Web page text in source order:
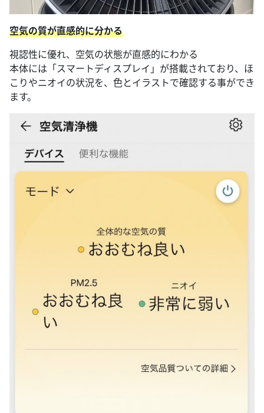
空気の質が直感的に分かる
視認性に優れ、空気の状態が直感的にわかる
本体には「スマートディスプレイ」が搭載されており、ほ
こりやニオイの状況を、色とイラストで確認する事ができ
ます。